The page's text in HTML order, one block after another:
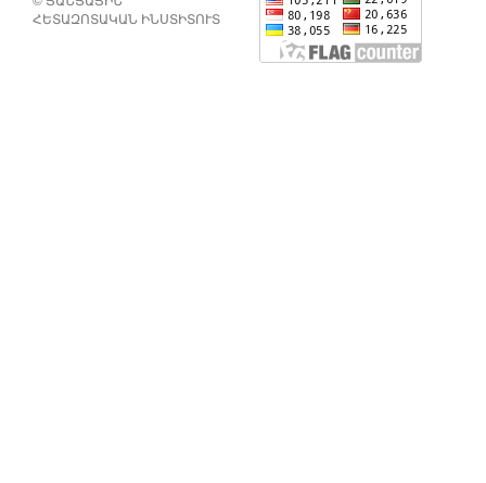
ՀԵՏԱԶՈՏԱԿԱՆ ԻՆՍՏԻՏՈՒՏ